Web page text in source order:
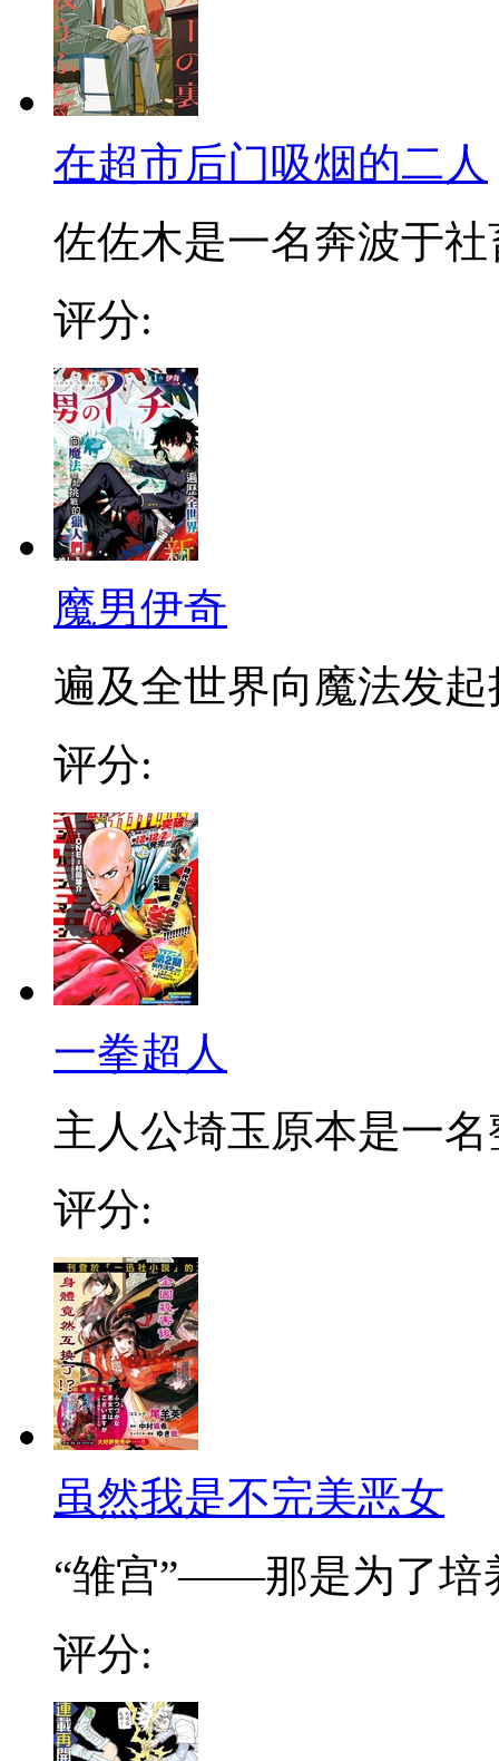
在超市后门吸烟的二人
佐佐木是一名奔波于社
评分:
魔男伊奇
遍及全世界向魔法发起
评分:
一拳超人
主人公埼玉原本是一名
评分:
虽然我是不完美恶女
“雏宫”——那是为了培
评分: